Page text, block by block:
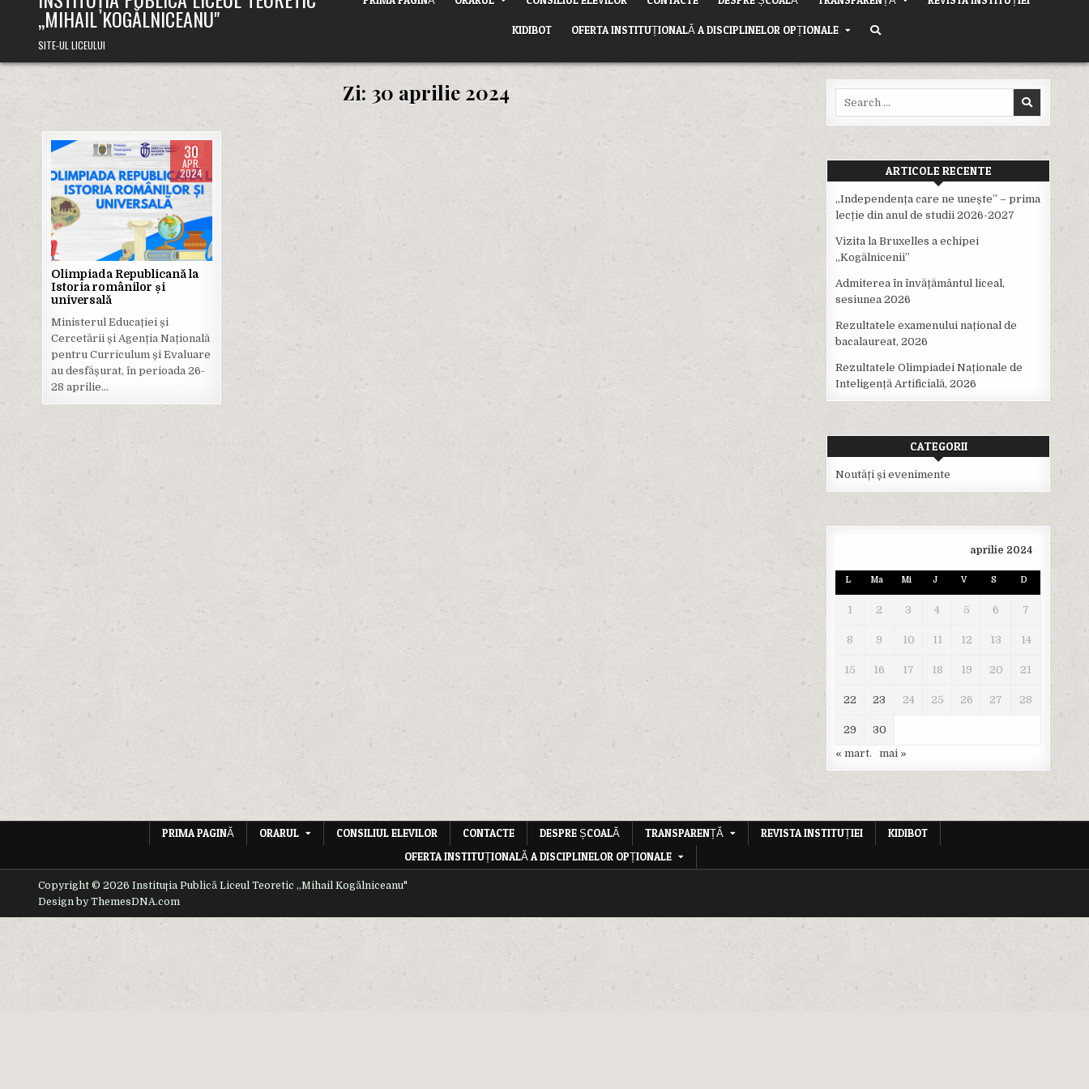
,,MIHAIL KOGĂLNICEANU"
SITE-UL LICEULUI
KIDIBOT OFERTA INSTITUȚIONALĂ A DISCIPLINELOR OPȚIONALE
Zi: 30 aprilie 2024
30
APR.
2024
Posted
in
Olimpiada Republicană la
Istoria românilor și
universală
Ministerul Educației și
Cercetării și Agenția Națională
pentru Curriculum și Evaluare
au desfășurat, în perioada 26-
28 aprilie…
ARTICOLE RECENTE
,,Independența care ne unește” – prima
lecție din anul de studii 2026-2027
Vizita la Bruxelles a echipei
,,Kogălnicenii”
Admiterea în învățământul liceal,
sesiunea 2026
Rezultatele examenului național de
bacalaureat, 2026
Rezultatele Olimpiadei Naționale de
Inteligență Artificială, 2026
CATEGORII
Noutăți și evenimente
aprilie 2024
L Ma Mi J V S D
1 2 3 4 5 6 7
8 9 10 11 12 13 14
15 16 17 18 19 20 21
22 23 24 25 26 27 28
29
30
« mart.
mai »
PRIMA PAGINĂ ORARUL CONSILIUL ELEVILOR CONTACTE DESPRE ȘCOALĂ TRANSPARENȚĂ REVISTA INSTITUȚIEI
KIDIBOT
OFERTA INSTITUȚIONALĂ A DISCIPLINELOR OPȚIONALE
Copyright © 2026 Instituția Publică Liceul Teoretic ,,Mihail Kogălniceanu"
Design by ThemesDNA.com